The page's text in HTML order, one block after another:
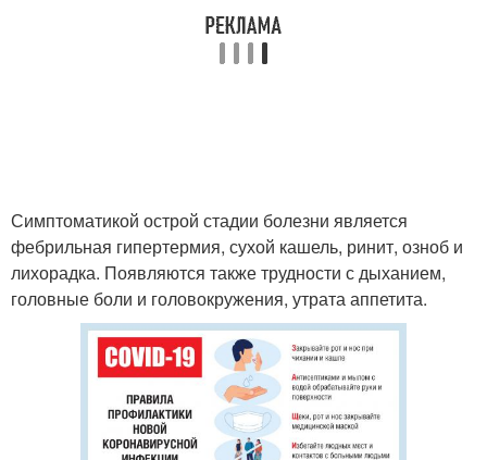
Симптоматикой острой стадии болезни является
фебрильная гипертермия, сухой кашель, ринит, озноб и
лихорадка. Появляются также трудности с дыханием,
головные боли и головокружения, утрата аппетита.